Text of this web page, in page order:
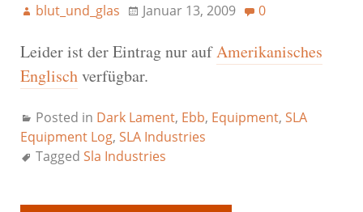
blut_und_glas Januar 13, 2009 0
Leider ist der Eintrag nur aufAmerikanisches
Englischverfügbar.
Posted in Dark Lament, Ebb, Equipment, SLA
Equipment Log, SLA Industries
Tagged Sla Industries